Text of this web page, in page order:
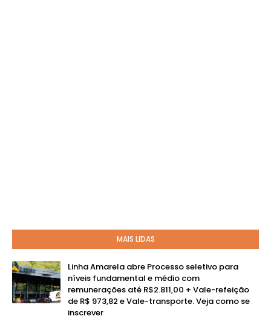
MAIS LIDAS
Linha Amarela abre Processo seletivo para
níveis fundamental e médio com
remunerações até R$2.811,00 + Vale-refeição
de R$ 973,82 e Vale-transporte. Veja como se
inscrever